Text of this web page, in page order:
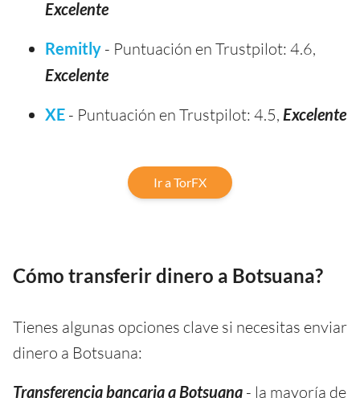
Excelente
Remitly - Puntuación en Trustpilot: 4.6,
Excelente
XE - Puntuación en Trustpilot: 4.5, Excelente
Ir a TorFX
Cómo transferir dinero a Botsuana?
Tienes algunas opciones clave si necesitas enviar
dinero a Botsuana:
Transferencia bancaria a Botsuana - la mayoría de